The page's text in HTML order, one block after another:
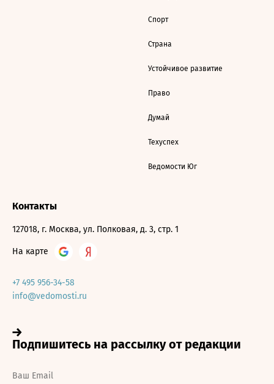
Спорт
Страна
Устойчивое развитие
Право
Думай
Техуспех
Ведомости Юг
Контакты
127018, г. Москва, ул. Полковая, д. 3, стр. 1
На карте
+7 495 956-34-58
info@vedomosti.ru